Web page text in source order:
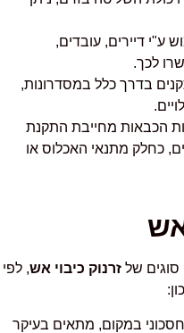
ע"י דיירים, עובדים,
לכך.
בדרך כלל במסדרונות,
הכבאות מחייבת התקנת
כחלק מתנאי האכלוס או
אש
סוגים של זרנוק כיבוי אש, לפי
חסכוני במקום, מתאים בעיקר